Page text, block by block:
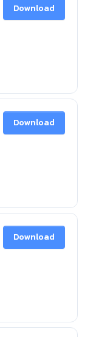
Download
Download
Download